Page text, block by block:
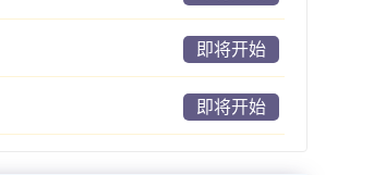
即将开始
即将开始